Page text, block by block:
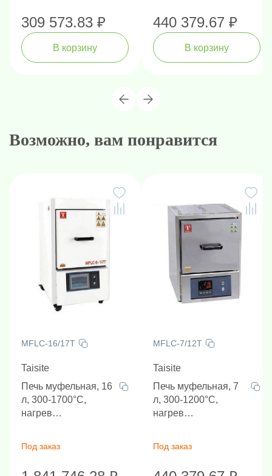
309 573.83 ₽
В корзину
440 379.67 ₽
В корзину
Возможно, вам понравится
MFLC-16/17T
Taisite
Печь муфельная, 16
л, 300-1700°C,
нагрев
Под заказ
MFLC-7/12T
Taisite
Печь муфельная, 7
л, 300-1200°C,
нагрев
Под заказ